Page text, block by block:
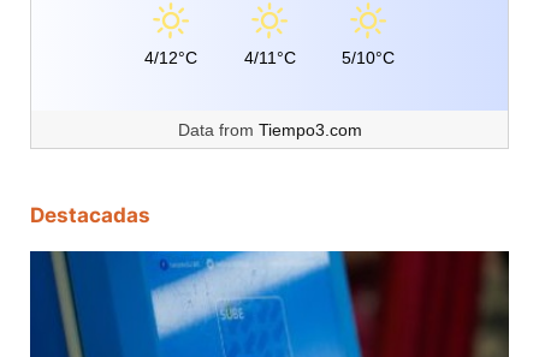
4/12°C 4/11°C 5/10°C
Data from Tiempo3.com
Destacadas